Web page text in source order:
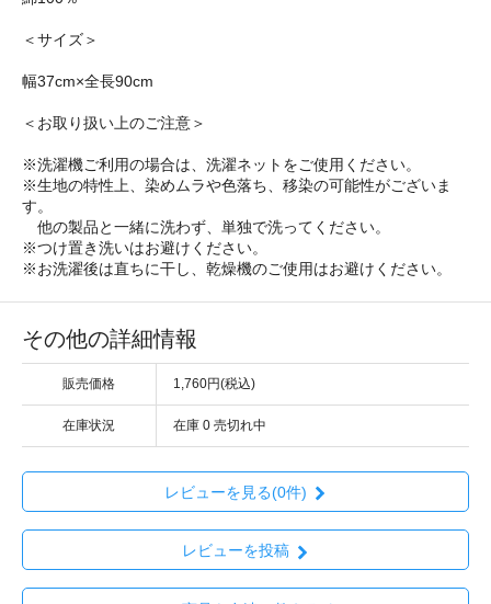
＜サイズ＞
幅37cm×全長90cm
＜お取り扱い上のご注意＞
※洗濯機ご利用の場合は、洗濯ネットをご使用ください。
※生地の特性上、染めムラや色落ち、移染の可能性がございま
す。
他の製品と一緒に洗わず、単独で洗ってください。
※つけ置き洗いはお避けください。
※お洗濯後は直ちに干し、乾燥機のご使用はお避けください。
その他の詳細情報
販売価格 1,760円(税込)
在庫状況 在庫 0 売切れ中
レビューを見る(0件)
レビューを投稿